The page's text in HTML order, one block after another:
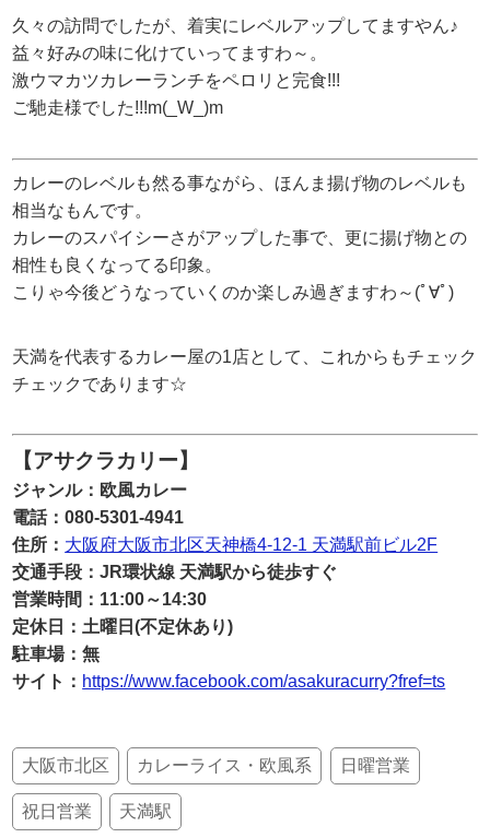
久々の訪問でしたが、着実にレベルアップしてますやん♪
益々好みの味に化けていってますわ～。
激ウマカツカレーランチをペロリと完食!!!
ご馳走様でした!!!m(_W_)m
カレーのレベルも然る事ながら、ほんま揚げ物のレベルも
相当なもんです。
カレーのスパイシーさがアップした事で、更に揚げ物との
相性も良くなってる印象。
こりゃ今後どうなっていくのか楽しみ過ぎますわ～(ﾟ∀ﾟ)
天満を代表するカレー屋の1店として、これからもチェック
チェックであります☆
【アサクラカリー】
ジャンル：欧風カレー
電話：080-5301-4941
住所： 大阪府大阪市北区天神橋4-12-1 天満駅前ビル2F
交通手段：JR環状線 天満駅から徒歩すぐ
営業時間：11:00～14:30
定休日：土曜日(不定休あり)
駐車場：無
サイト： https://www.facebook.com/asakuracurry?fref=ts
大阪市北区 カレーライス・欧風系 日曜営業
祝日営業 天満駅